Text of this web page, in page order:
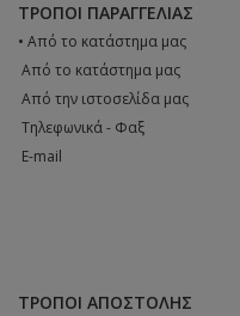
ΤΡΌΠΟΙ ΠΑΡΑΓΓΕΛΊΑΣ
• Από το κατάστημα μας
 Από το κατάστημα μας
 Από την ιστοσελίδα μας
 Tηλεφωνικά - Φαξ
 E-mail
ΤΡΌΠΟΙ ΑΠΟΣΤΟΛΉΣ